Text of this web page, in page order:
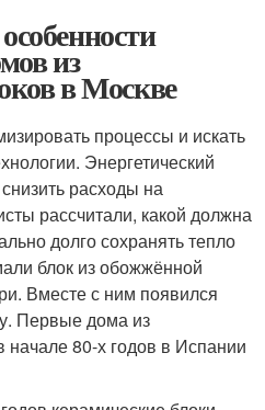
из
в Москве
процессы и искать
Энергетический
расходы на
рассчитали, какой должна
долго сохранять тепло
блок из обожжённой
Вместе с ним появился
Первые дома из
начале 80-х годов в Испании